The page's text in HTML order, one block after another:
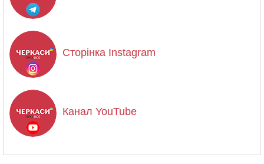
Сторінка Instagram
Канал YouTube